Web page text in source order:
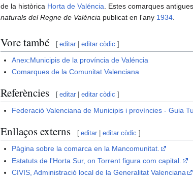
de la històrica Horta de Valéncia . Estes comarques
naturals del Regne de Valéncia publicat en l'any 1934
Vore també [ editar |editar còdic ]
Anex:Municipis de la província de Valéncia
Comarques de la Comunitat Valenciana
Referències [ editar |editar còdic ]
Federació Valenciana de Municipis i províncies - Guia
Enllaços externs [ editar |editar còdic ]
Pàgina sobre la comarca en la Mancomunitat.
Estatuts de l'Horta Sur, on Torrent figura com capital.
CIVIS, Administració local de la Generalitat Valenciana